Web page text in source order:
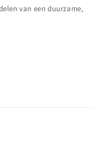
van een duurzame,